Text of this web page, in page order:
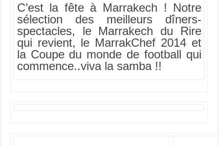
C’est la fête à Marrakech ! Notre
sélection des meilleurs dîners-
spectacles, le Marrakech du Rire
qui revient, le MarrakChef 2014 et
la Coupe du monde de football qui
commence..viva la samba !!